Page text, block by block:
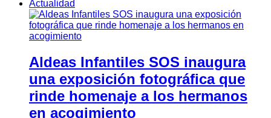
Actualidad
Aldeas Infantiles SOS inaugura
una exposición fotográfica que
rinde homenaje a los hermanos
en acogimiento